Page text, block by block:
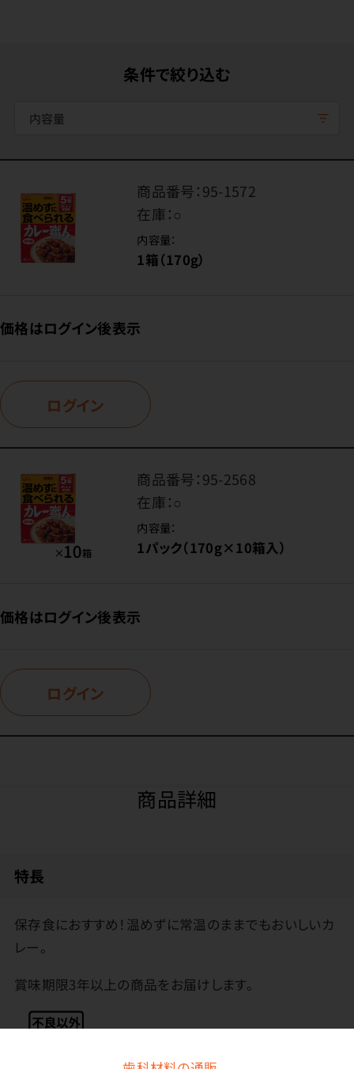
条件で絞り込む
内容量
商品番号：95-1572
在庫：○
内容量：
1箱（170g）
価格はログイン後表示
ログイン
商品番号：95-2568
在庫：○
内容量：
1パック（170g×10箱入）
価格はログイン後表示
ログイン
商品詳細
特長
保存食におすすめ！温めずに常温のままでもおいしいカ
レー。
賞味期限3年以上の商品をお届けします。